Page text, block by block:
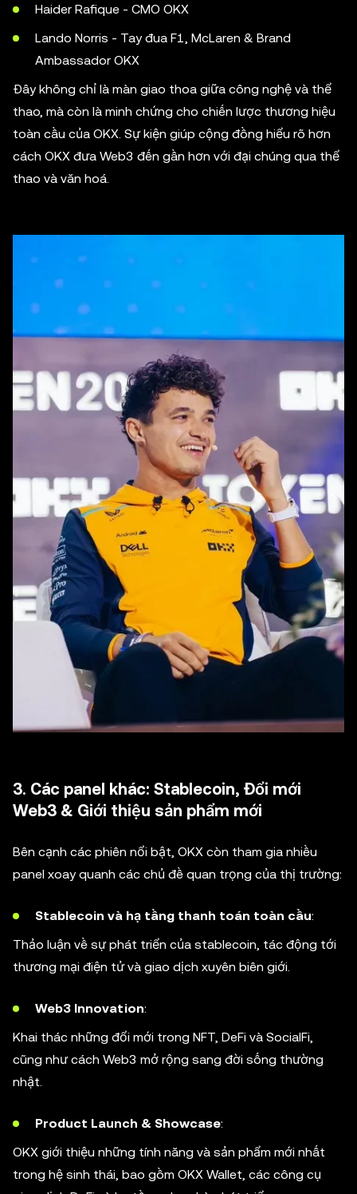
Haider Rafique - CMO OKX
Lando Norris - Tay đua F1, McLaren & Brand
Ambassador OKX
Đây không chỉ là màn giao thoa giữa công nghệ và thể
thao, mà còn là minh chứng cho chiến lược thương hiệu
toàn cầu của OKX. Sự kiện giúp cộng đồng hiểu rõ hơn
cách OKX đưa Web3 đến gần hơn với đại chúng qua thể
thao và văn hoá.
3. Các panel khác: Stablecoin, Đổi mới
Web3 & Giới thiệu sản phẩm mới
Bên cạnh các phiên nổi bật, OKX còn tham gia nhiều
panel xoay quanh các chủ đề quan trọng của thị trường:
Stablecoin và hạ tầng thanh toán toàn cầu:
Thảo luận về sự phát triển của stablecoin, tác động tới
thương mại điện tử và giao dịch xuyên biên giới.
Web3 Innovation:
Khai thác những đổi mới trong NFT, DeFi và SocialFi,
cũng như cách Web3 mở rộng sang đời sống thường
nhật.
Product Launch & Showcase:
OKX giới thiệu những tính năng và sản phẩm mới nhất
trong hệ sinh thái, bao gồm OKX Wallet, các công cụ